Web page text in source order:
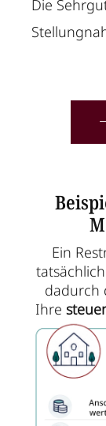
Die
Ein
dadurch
Ihre